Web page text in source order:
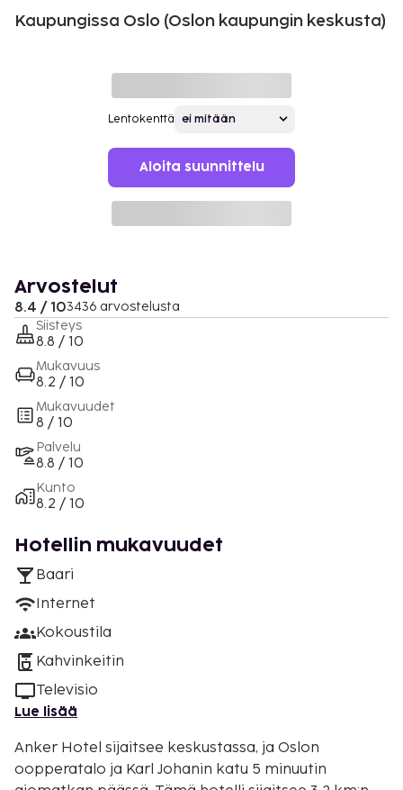
Kaupungissa Oslo (Oslon kaupungin keskusta)
Lentokenttä
Aloita suunnittelu
Arvostelut
8.4 / 103436 arvostelusta
Siisteys
8.8 / 10
Mukavuus
8.2 / 10
Mukavuudet
8 / 10
Palvelu
8.8 / 10
Kunto
8.2 / 10
Hotellin mukavuudet
Baari
Internet
Kokoustila
Kahvinkeitin
Televisio
Lue lisää
Anker Hotel sijaitsee keskustassa, ja Oslon
oopperatalo ja Karl Johanin katu 5 minuutin